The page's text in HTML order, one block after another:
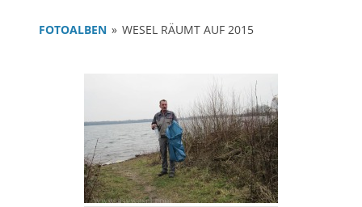
FOTOALBEN » WESEL RÄUMT AUF 2015